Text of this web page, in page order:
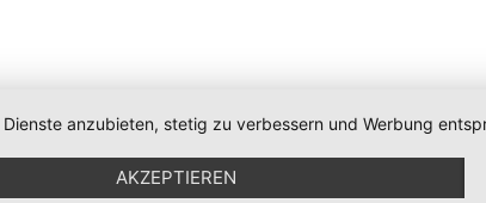
anzubieten, stetig zu verbessern und Werbung
AKZEPTIEREN